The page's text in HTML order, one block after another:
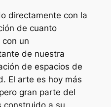
directamente con la
de cuanto
un
de nuestra
de espacios de
El arte es hoy más
gran parte del